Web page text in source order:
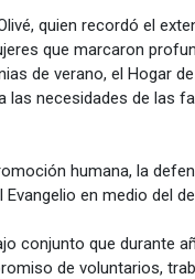
quien recordó el
que marcaron
de verano, el Hogar
las necesidades de las
humana, la
en medio del
conjunto que durante
de voluntarios,